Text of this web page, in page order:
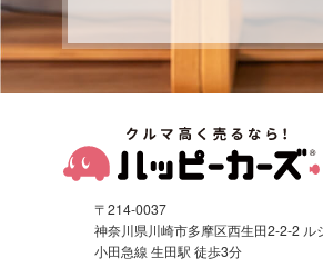
〒214-0037
神奈川県川崎市多摩区西生田2-2-2 ル
小田急線 生田駅 徒歩3分